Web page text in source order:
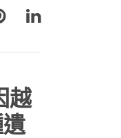
越